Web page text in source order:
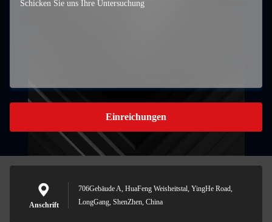
Einreichungen
Anschrift
706Gebäude A, HuaFeng Weisheitstal, YingHe Road,
LongGang, ShenZhen, China